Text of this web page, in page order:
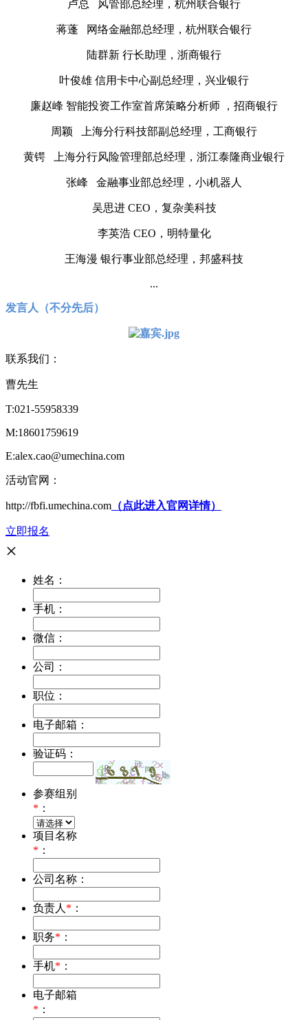
卢总 风管部总经理，杭州联合银行
蒋蓬 网络金融部总经理，杭州联合银行
陆群新 行长助理，浙商银行
叶俊雄 信用卡中心副总经理，兴业银行
廉赵峰 智能投资工作室首席策略分析师 ，招商银行
周颖 上海分行科技部副总经理，工商银行
黄锷 上海分行风险管理部总经理，浙江泰隆商业银行
张峰 金融事业部总经理，小i机器人
吴思进 CEO，复杂美科技
李英浩 CEO，明特量化
王海漫 银行事业部总经理，邦盛科技
...
发言人（不分先后）
联系我们：
曹先生
T:021-55958339
M:18601759619
E:alex.cao@umechina.com
活动官网：
http://fbfi.umechina.com （点此进入官网详情）
立即报名
×
姓名：
手机：
微信：
公司：
职位：
电子邮箱：
验证码：
参赛组别
* ：
项目名称
* ：
公司名称：
负责人 * ：
职务* ：
手机* ：
电子邮箱
* ：